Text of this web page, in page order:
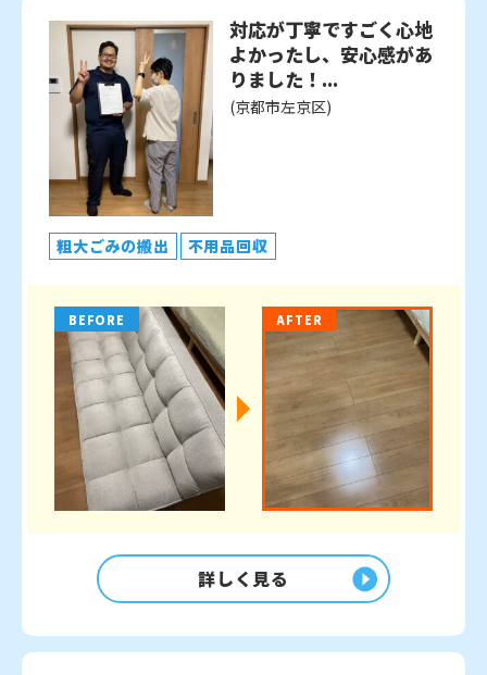
対応が丁寧ですごく心地
よかったし、安心感があ
りました！...
(京都市左京区)
粗大ごみの搬出 不用品回収
BEFORE AFTER
詳しく見る